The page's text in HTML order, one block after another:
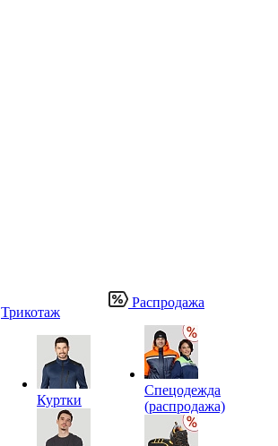
Трикотаж
Куртки
Распродажа
Спецодежда
(распродажа)